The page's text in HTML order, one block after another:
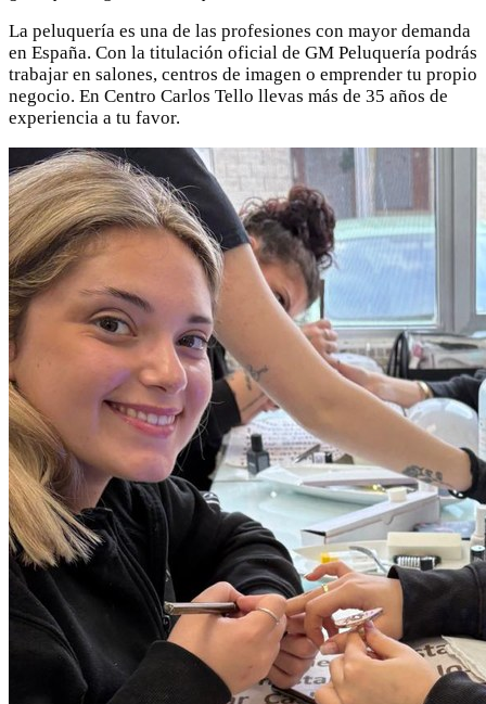
La peluquería es una de las profesiones con mayor demanda
en España. Con la titulación oficial de GM Peluquería podrás
trabajar en salones, centros de imagen o emprender tu propio
negocio. En Centro Carlos Tello llevas más de 35 años de
experiencia a tu favor.